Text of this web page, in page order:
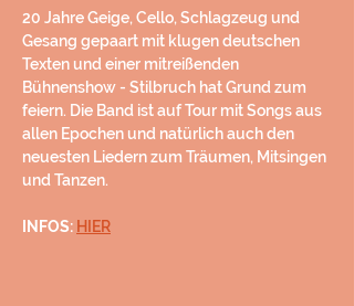
20 Jahre Geige, Cello, Schlagzeug und
Gesang gepaart mit klugen deutschen
Texten und einer mitreißenden
Bühnenshow - Stilbruch hat Grund zum
feiern. Die Band ist auf Tour mit Songs aus
allen Epochen und natürlich auch den
neuesten Liedern zum Träumen, Mitsingen
und Tanzen.
INFOS: HIER